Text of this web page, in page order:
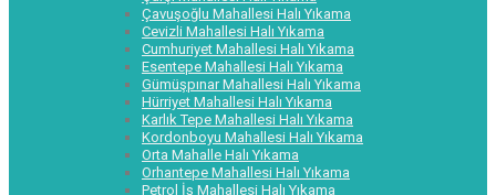
Çavuşoğlu Mahallesi Halı Yıkama
Cevizli Mahallesi Halı Yıkama
Cumhuriyet Mahallesi Halı Yıkama
Esentepe Mahallesi Halı Yıkama
Gümüşpınar Mahallesi Halı Yıkama
Hürriyet Mahallesi Halı Yıkama
Karlık Tepe Mahallesi Halı Yıkama
Kordonboyu Mahallesi Halı Yıkama
Orta Mahalle Halı Yıkama
Orhantepe Mahallesi Halı Yıkama
Petrol İş Mahallesi Halı Yıkama